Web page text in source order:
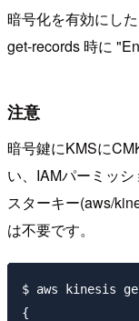
暗号化を有効にし
get-records 時に
注意
暗号鍵にKMSに
い、IAMパーミッ
スターキー(aws/
は不要です。
$ aws kinesis
{